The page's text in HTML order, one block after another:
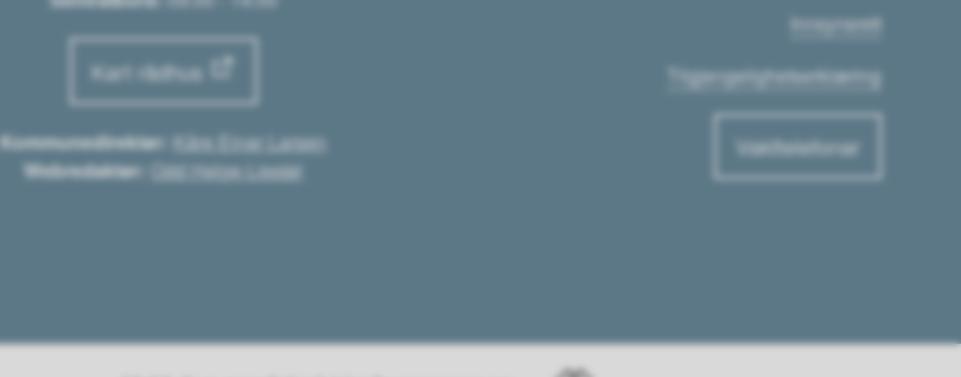
Kart rådhus
Kommunedirektør: Kåre Einar Larsen
Webredaktør: Odd Helge Liestøl
Innsynsrett
Tilgjengelighetserklæring
Vakttelefonar